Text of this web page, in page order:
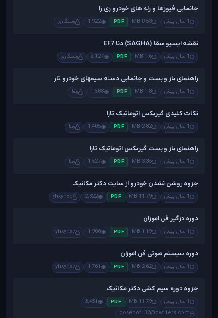
جانمایی فیوزها و رله های خودرو ری را
1 سال پیش 0.53 MB
PDF
1,922 رستگاری
نقشه ایسیو سقا (SAGHA) دنا EF7
1 سال پیش 1.6 MB
PDF
2,127 رستگاری
راهنمای باز و بست و جانمایی دسته سیمهای خودرو تارا
1 سال پیش 1.8 MB
PDF
1,588 رضا
نکات کلیدی گیربکس اتوماتیک تارا
1 سال پیش 2.82 MB
PDF
1,405 رضا
راهنمای باز و بست گیربکس اتوماتیک تارا
1 سال پیش 3.35 MB
PDF
1,527 رضا
جزوه روشن نشدن خودرو از سایت دکتر مکانیک
1 سال پیش 11.79 MB
PDF
2,322
yhxyhxc
دوره دزگیر فن اموزان
1 سال پیش 1.19 MB
PDF
1,908
yhxyhxc
دوره سیستم صوتی فن اموزان
1 سال پیش 2.62 MB
PDF
1,761
yhxyhxc
جزوه دوره سیم کشی دکتر مکانیک
1 سال پیش 11.79 MB
PDF
3,451
cosehof132@dwriters.com